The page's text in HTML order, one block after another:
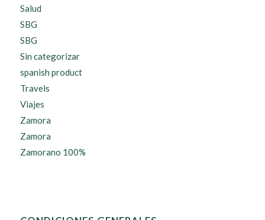
Salud
SBG
SBG
Sin categorizar
spanish product
Travels
Viajes
Zamora
Zamora
Zamorano 100%